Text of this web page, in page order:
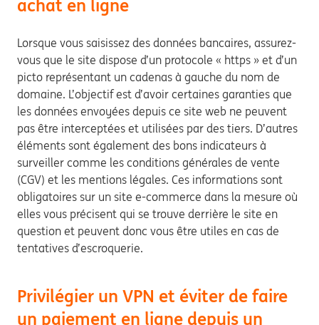
achat en ligne
Lorsque vous saisissez des données bancaires, assurez-
vous que le site dispose d’un protocole « https » et d’un
picto représentant un cadenas à gauche du nom de
domaine. L’objectif est d’avoir certaines garanties que
les données envoyées depuis ce site web ne peuvent
pas être interceptées et utilisées par des tiers. D’autres
éléments sont également des bons indicateurs à
surveiller comme les conditions générales de vente
(CGV) et les mentions légales. Ces informations sont
obligatoires sur un site e-commerce dans la mesure où
elles vous précisent qui se trouve derrière le site en
question et peuvent donc vous être utiles en cas de
tentatives d’escroquerie.
Privilégier un VPN et éviter de faire
un paiement en ligne depuis un